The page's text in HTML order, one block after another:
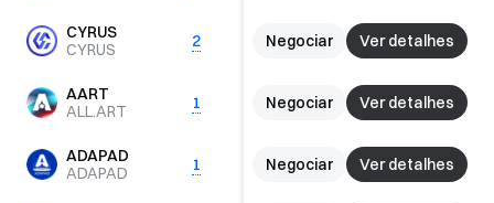
CYRUS
CYRUS
2 MATIC 0
Negociar Ver detalhes
AART
ALL.ART
1 SOL 0
Negociar Ver detalhes
ADAPAD
ADAPAD
1 ETHBSC 0
Negociar Ver detalhes